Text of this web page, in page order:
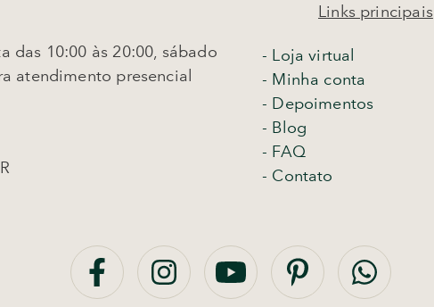
das 10:00 às 20:00, sábado
atendimento presencial
Links principais
- Loja virtual
- Minha conta
- Depoimentos
- Blog
- FAQ
- Contato